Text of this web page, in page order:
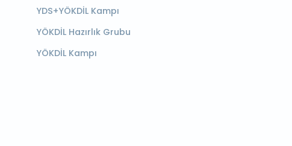
YDS+YÖKDİL Kampı
YÖKDİL Hazırlık Grubu
YÖKDİL Kampı